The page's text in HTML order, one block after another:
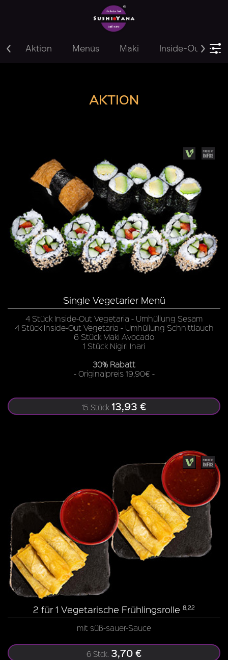
Aktion Menüs Maki Inside-Out
AKTION
Single Vegetarier Menü
4 Stück Inside-Out Vegetaria - Umhüllung Sesam
4 Stück Inside-Out Vegetaria - Umhüllung Schnittlauch
6 Stück Maki Avocado
1 Stück Nigiri Inari
30% Rabatt
- Originalpreis 19,90€ -
15 Stück 13,93 €
2 für 1 Vegetarische Frühlingsrolle 8,22
mit süß-sauer-Sauce
6 Stck. 3,70 €